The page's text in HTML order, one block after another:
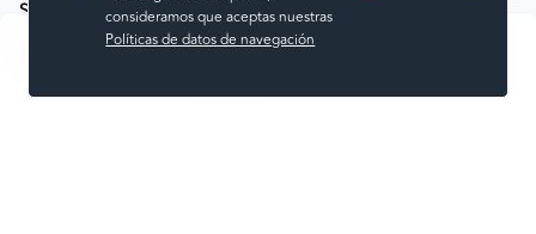
Síguenos en:consideramos que aceptas nuestras
Políticas de datos de navegación